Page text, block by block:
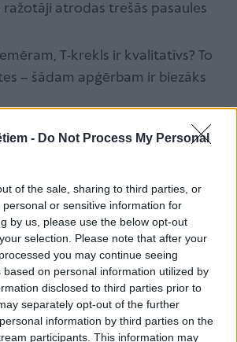
- Do Not Process My Personal
of the sale, sharing to third parties, or
or sensitive information for
by us, please use the below opt-out
selection. Please note that after your
you may continue seeing
based on personal information utilized by
disclosed to third parties prior to
separately opt-out of the further
information by third parties on the
participants. This information may
ražotāji atrodas trešās pasaules
T-krekls ir kvalitatīvs? To
– šādam apģērbam ir biezāks
uzmanību šuvumam – vai
vai visas vīles kārtīgi turas